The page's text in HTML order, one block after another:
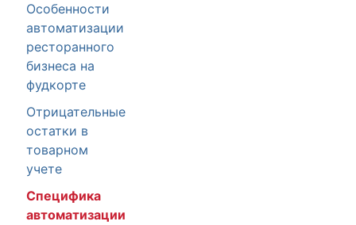
Особенности
автоматизации
ресторанного
бизнеса на
фудкорте
Отрицательные
остатки в
товарном
учете
Специфика
автоматизации